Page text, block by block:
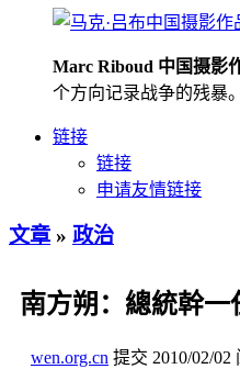
Marc Riboud 中国摄影
个方向记录战争的残暴
链接
链接
申请友情链接
文章 » 政治
南方朔：總統幹一
wen.org.cn 提交 2010/02/02